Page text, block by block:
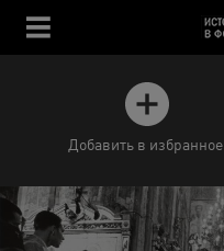
Добавить в избранное